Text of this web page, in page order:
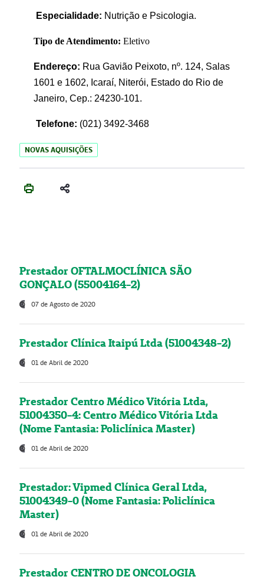
Especialidade: Nutrição e Psicologia.
Tipo de Atendimento: Eletivo
Endereço: Rua Gavião Peixoto, nº. 124, Salas
1601 e 1602, Icaraí, Niterói, Estado do Rio de
Janeiro, Cep.: 24230-101.
Telefone: (021) 3492-3468
NOVAS AQUISIÇÕES
Prestador OFTALMOCLÍNICA SÃO
GONÇALO (55004164-2)
07 de Agosto de 2020
Prestador Clínica Itaipú Ltda (51004348-2)
01 de Abril de 2020
Prestador Centro Médico Vitória Ltda,
51004350-4: Centro Médico Vitória Ltda
(Nome Fantasia: Policlínica Master)
01 de Abril de 2020
Prestador: Vipmed Clínica Geral Ltda,
51004349-0 (Nome Fantasia: Policlínica
Master)
01 de Abril de 2020
Prestador CENTRO DE ONCOLOGIA